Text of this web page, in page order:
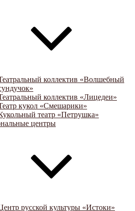
коллектив «Волшебный
коллектив «Лицедеи»
кукол «Смешарики»
театр «Петрушка»
центры
русской культуры «Истоки»